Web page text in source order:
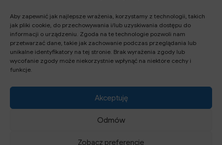
Aby zapewnić jak najlepsze wrażenia, korzystamy z technologii, takich
jak pliki cookie, do przechowywania i/lub uzyskiwania dostępu do
informacji o urządzeniu. Zgoda na te technologie pozwoli nam
przetwarzać dane, takie jak zachowanie podczas przeglądania lub
unikalne identyfikatory na tej stronie. Brak wyrażenia zgody lub
wycofanie zgody może niekorzystnie wpłynąć na niektóre cechy i
funkcje.
Akceptuję
Odmów
Zobacz preferencje
TikTok
Szukaj